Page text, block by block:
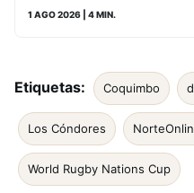
1 AGO 2026 | 4 MIN.
Etiquetas: Coquimbo
Los Cóndores
World Rugby Nations Cup